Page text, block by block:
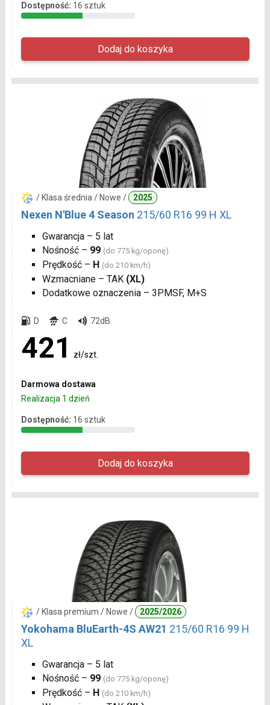
Dostępność: 16 sztuk
/ Klasa średnia / Nowe / 2025
Nexen N'Blue 4 Season 215/60 R16 99 H XL
Gwarancja – 5 lat
Nośność – 99 (do 775 kg/oponę)
Prędkość – H (do 210 km/h)
Wzmacniane – TAK (XL)
Dodatkowe oznaczenia – 3PMSF, M+S
D C 72dB
421 zł/szt.
Darmowa dostawa
Realizacja 1 dzień
Dostępność: 16 sztuk
/ Klasa premium / Nowe / 2025/2026
Yokohama BluEarth-4S AW21 215/60 R16 99 H
XL
Gwarancja – 5 lat
Nośność – 99 (do 775 kg/oponę)
Prędkość – H (do 210 km/h)